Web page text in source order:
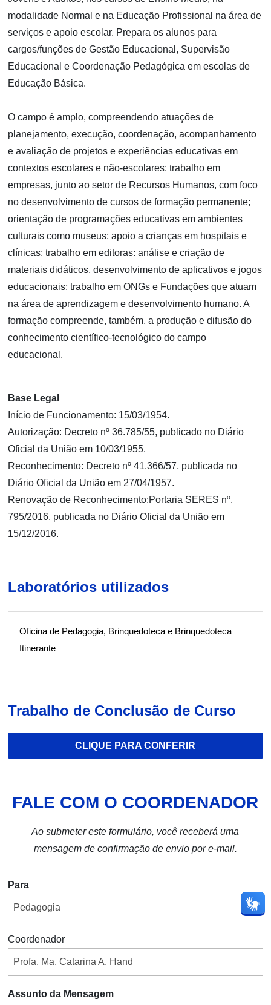
modalidade Normal e na Educação Profissional na área de
serviços e apoio escolar. Prepara os alunos para
cargos/funções de Gestão Educacional, Supervisão
Educacional e Coordenação Pedagógica em escolas de
Educação Básica.
O campo é amplo, compreendendo atuações de
planejamento, execução, coordenação, acompanhamento
e avaliação de projetos e experiências educativas em
contextos escolares e não-escolares: trabalho em
empresas, junto ao setor de Recursos Humanos, com foco
no desenvolvimento de cursos de formação permanente;
orientação de programações educativas em ambientes
culturais como museus; apoio a crianças em hospitais e
clínicas; trabalho em editoras: análise e criação de
materiais didáticos, desenvolvimento de aplicativos e jogos
educacionais; trabalho em ONGs e Fundações que atuam
na área de aprendizagem e desenvolvimento humano. A
formação compreende, também, a produção e difusão do
conhecimento científico-tecnológico do campo
educacional.
Base Legal
Início de Funcionamento: 15/03/1954.
Autorização: Decreto nº 36.785/55, publicado no Diário
Oficial da União em 10/03/1955.
Reconhecimento: Decreto nº 41.366/57, publicada no
Diário Oficial da União em 27/04/1957.
Renovação de Reconhecimento:Portaria SERES nº.
795/2016, publicada no Diário Oficial da União em
15/12/2016.
Laboratórios utilizados
Oficina de Pedagogia, Brinquedoteca e Brinquedoteca
Itinerante
Trabalho de Conclusão de Curso
CLIQUE PARA CONFERIR
FALE COM O COORDENADOR
Ao submeter este formulário, você receberá uma
mensagem de confirmação de envio por e-mail.
Para
Coordenador
Assunto da Mensagem